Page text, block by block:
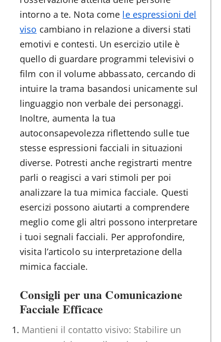
intorno a te. Nota come le espressioni del
viso cambiano in relazione a diversi stati
emotivi e contesti. Un esercizio utile è
quello di guardare programmi televisivi o
film con il volume abbassato, cercando di
intuire la trama basandosi unicamente sul
linguaggio non verbale dei personaggi.
Inoltre, aumenta la tua
autoconsapevolezza riflettendo sulle tue
stesse espressioni facciali in situazioni
diverse. Potresti anche registrarti mentre
parli o reagisci a vari stimoli per poi
analizzare la tua mimica facciale. Questi
esercizi possono aiutarti a comprendere
meglio come gli altri possono interpretare
i tuoi segnali facciali. Per approfondire,
visita l’articolo su interpretazione della
mimica facciale.
Consigli per una Comunicazione
Facciale Efficace
Mantieni il contatto visivo: Stabilire un